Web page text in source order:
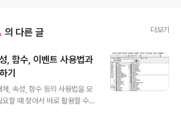
의 다른 글 더보기
, 함수, 이벤트 사용법과
기
, 속성, 함수 등의 사용법을 모
할 때 찾아서 바로 활용할 수